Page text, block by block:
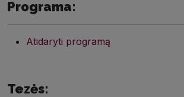
Programa:
Atidaryti programą
Tezės: